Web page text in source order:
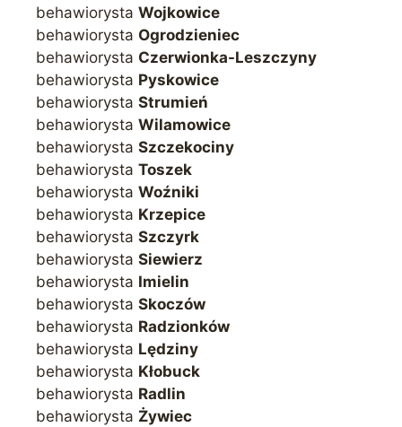
behawiorysta Wojkowice
behawiorysta Ogrodzieniec
behawiorysta Czerwionka-Leszczyny
behawiorysta Pyskowice
behawiorysta Strumień
behawiorysta Wilamowice
behawiorysta Szczekociny
behawiorysta Toszek
behawiorysta Woźniki
behawiorysta Krzepice
behawiorysta Szczyrk
behawiorysta Siewierz
behawiorysta Imielin
behawiorysta Skoczów
behawiorysta Radzionków
behawiorysta Lędziny
behawiorysta Kłobuck
behawiorysta Radlin
behawiorysta Żywiec